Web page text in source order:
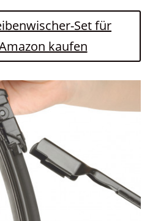
Set für
kaufen